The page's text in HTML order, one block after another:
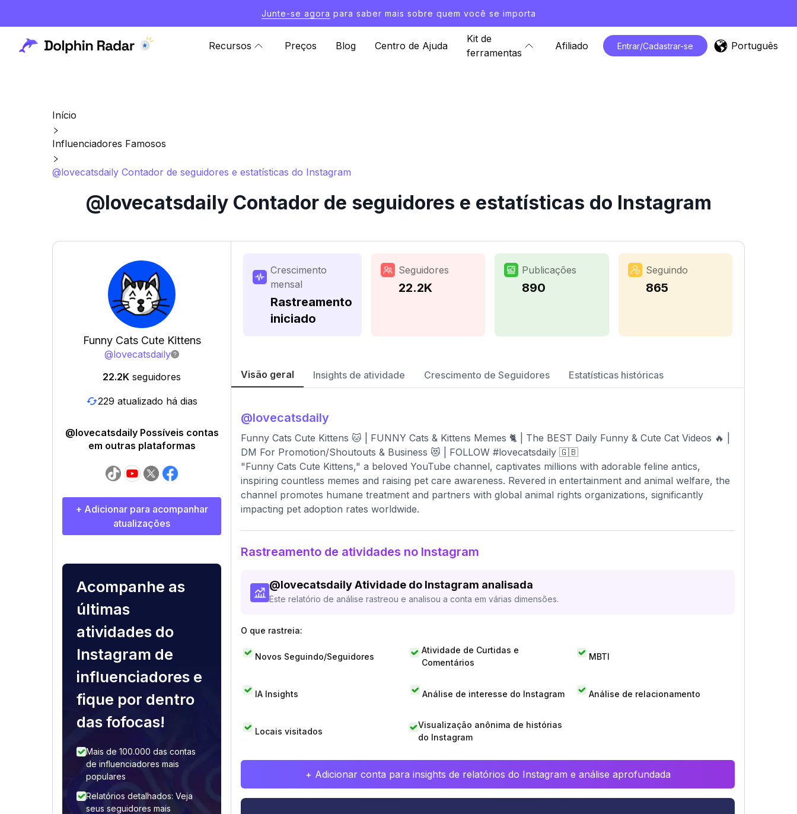
Junte-se agora para saber mais sobre quem você se importa
Recursos Preços Blog Centro de Ajuda
Kit de
ferramentas
Afiliado Entrar/Cadastrar-se Português
Início
Influenciadores Famosos
@lovecatsdaily Contador de seguidores e estatísticas do Instagram
@lovecatsdaily Contador de seguidores e estatísticas do Instagram
Funny Cats Cute Kittens
@lovecatsdaily
22.2K seguidores
229 atualizado há dias
@lovecatsdaily Possíveis contas
em outras plataformas
+ Adicionar para acompanhar
atualizações
Acompanhe as
últimas
atividades do
Instagram de
influenciadores e
fique por dentro
das fofocas!
Mais de 100.000 das contas
de influenciadores mais
populares
Relatórios detalhados: Veja
seus seguidores mais
Crescimento
mensal
Rastreamento
iniciado
Seguidores
22.2K
Publicações
890
Seguindo
865
Visão geral Insights de atividade Crescimento de Seguidores Estatísticas históricas
@lovecatsdaily
Funny Cats Cute Kittens 🐱 | FUNNY Cats & Kittens Memes 🐈 | The BEST Daily Funny & Cute Cat Videos 🔥 |
DM For Promotion/Shoutouts & Business 😻 | FOLLOW #lovecatsdaily 🇬🇧
"Funny Cats Cute Kittens," a beloved YouTube channel, captivates millions with adorable feline antics,
inspiring countless memes and raising pet care awareness. Revered in entertainment and animal welfare, the
channel promotes humane treatment and partners with global animal rights organizations, significantly
impacting pet adoption rates worldwide.
Rastreamento de atividades no Instagram
@lovecatsdailyAtividade do Instagram analisada
Este relatório de análise rastreou e analisou a conta em várias dimensões.
O que rastreia:
Novos Seguindo/Seguidores
Atividade de Curtidas e
Comentários
MBTI
IA Insights Análise de interesse do Instagram Análise de relacionamento
Locais visitados
Visualização anônima de histórias
do Instagram
+ Adicionar conta para insights de relatórios do Instagram e análise aprofundada